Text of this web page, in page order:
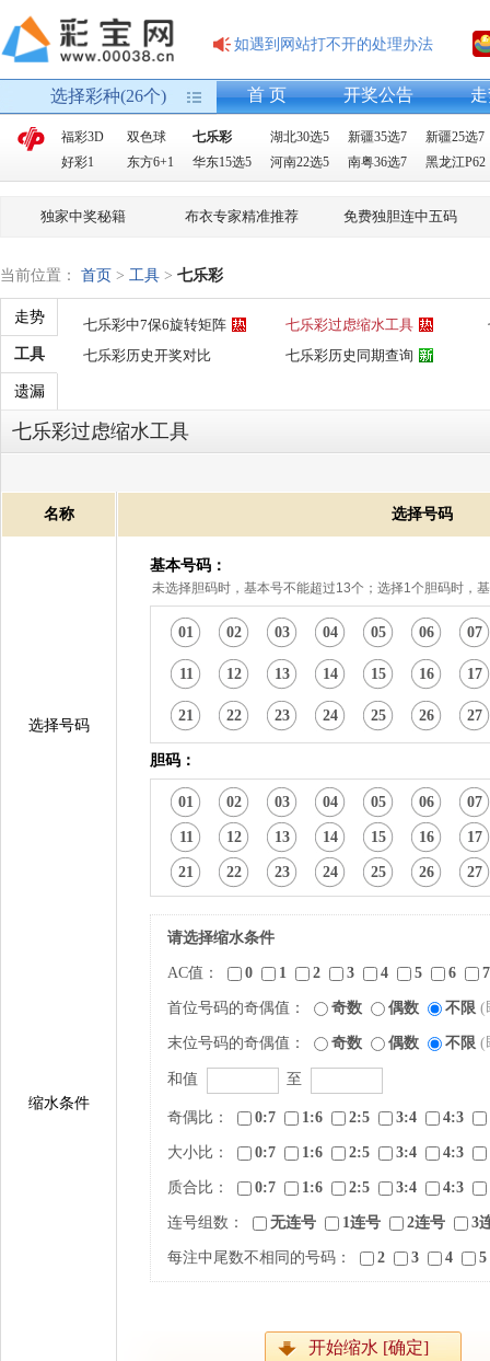
如遇到网站打不开的处理办法
选择彩种(26个) 首 页 开奖公告
福彩3D 双色球 七乐彩 湖北30选5 新疆35选7
新疆25选7
好彩1
东方6+1 华东15选5 河南22选5 南粤36选7 黑龙江P62
独家中奖秘籍 布衣专家精准推荐 免费独胆连中五码
当前位置： 首页 > 工具 > 七乐彩
走势
工具
遗漏
七乐彩中7保6旋转矩阵 七乐彩过虑缩水工具
七乐彩历史开奖对比
七乐彩历史同期查询
七乐彩过虑缩水工具
名称 选择号码
选择号码
基本号码：
未选择胆码时，基本号不能超过13个；选择1个胆码时，
01 02 03 04 05 06 07
11 12 13 14 15 16 17
21 22 23 24 25 26 27
胆码：
01 02 03 04 05 06 07
11 12 13 14 15 16 17
21 22 23 24 25 26 27
缩水条件
请选择缩水条件
AC值： 0 1 2 3 4 5 6 7
首位号码的奇偶值： 奇数 偶数 不限 (
末位号码的奇偶值： 奇数 偶数 不限 (
和值 至
奇偶比： 0:7 1:6 2:5 3:4 4:3
大小比： 0:7 1:6 2:5 3:4 4:3
质合比： 0:7 1:6 2:5 3:4 4:3
连号组数： 无连号 1连号 2连号 3
每注中尾数不相同的号码： 2 3 4 5
开始缩水 [确定]